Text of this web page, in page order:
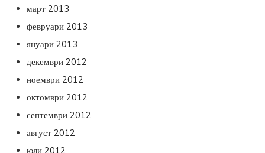
март 2013
февруари 2013
януари 2013
декември 2012
ноември 2012
октомври 2012
септември 2012
август 2012
юли 2012